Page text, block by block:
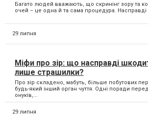
Багато людей вважають, що скринінг зору та
очей – це одна й та сама процедура.
29 липня
Міфи про зір: що насправді
лише страшилки?
Про зір складено, мабуть, більше побутових
будь-який інший орган чуття. Одні поради
онуків,...
29 липня